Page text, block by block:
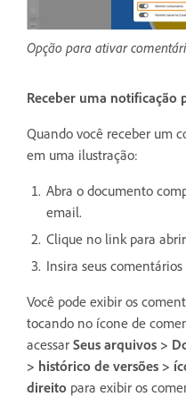
Opção para ativar
Receber uma notificação
Quando você receber um
em uma ilustração:
Abra o documento
email.
Clique no link para
Insira seus
Você pode exibir os
tocando no ícone de
acessar Seus arquivos >
> histórico de versões >
direito para exibir os